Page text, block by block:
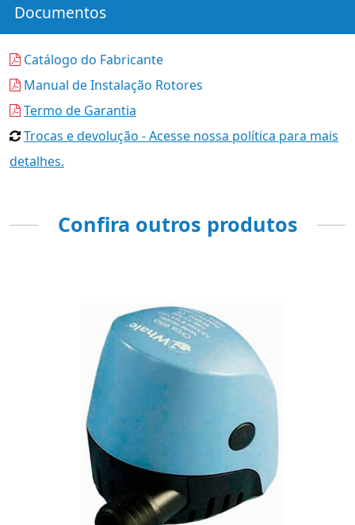
Documentos
Catálogo do Fabricante
Manual de Instalação Rotores
Termo de Garantia
Trocas e devolução - Acesse nossa política para mais
detalhes.
Confira outros produtos